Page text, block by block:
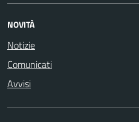
NOVITÀ
Notizie
Comunicati
Avvisi